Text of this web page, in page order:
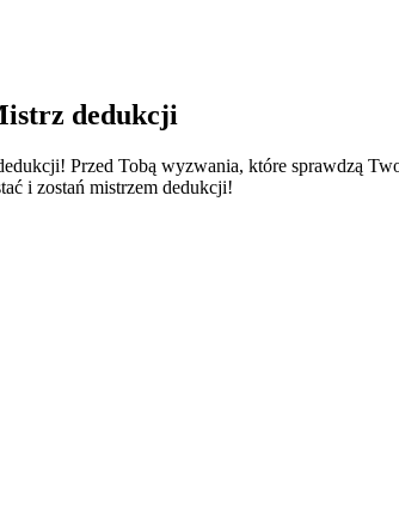
dedukcji
Przed Tobą wyzwania, które sprawdzą
i zostań mistrzem dedukcji!